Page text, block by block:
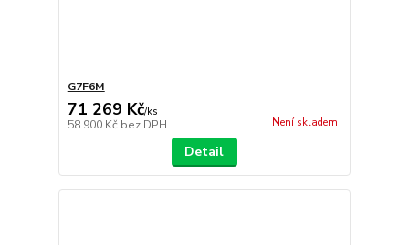
G7F6M
71 269 Kč/ks
58 900 Kč bez DPH Není skladem
Detail